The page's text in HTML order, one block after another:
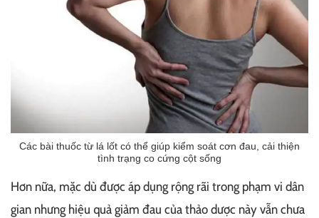
Các bài thuốc từ lá lốt có thể giúp kiểm soát cơn đau, cải thiện
tình trạng co cứng cột sống
Hơn nữa, mặc dù được áp dụng rộng rãi trong phạm vi dân
gian nhưng hiệu quả giảm đau của thảo dược này vẫn chưa